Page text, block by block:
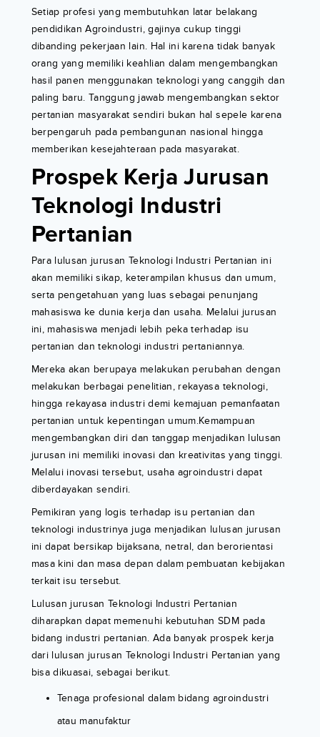
Setiap profesi yang membutuhkan latar belakang
pendidikan Agroindustri, gajinya cukup tinggi
dibanding pekerjaan lain. Hal ini karena tidak banyak
orang yang memiliki keahlian dalam mengembangkan
hasil panen menggunakan teknologi yang canggih dan
paling baru. Tanggung jawab mengembangkan sektor
pertanian masyarakat sendiri bukan hal sepele karena
berpengaruh pada pembangunan nasional hingga
memberikan kesejahteraan pada masyarakat.
Prospek Kerja Jurusan
Teknologi Industri
Pertanian
Para lulusan jurusan Teknologi Industri Pertanian ini
akan memiliki sikap, keterampilan khusus dan umum,
serta pengetahuan yang luas sebagai penunjang
mahasiswa ke dunia kerja dan usaha. Melalui jurusan
ini, mahasiswa menjadi lebih peka terhadap isu
pertanian dan teknologi industri pertaniannya.
Mereka akan berupaya melakukan perubahan dengan
melakukan berbagai penelitian, rekayasa teknologi,
hingga rekayasa industri demi kemajuan pemanfaatan
pertanian untuk kepentingan umum.Kemampuan
mengembangkan diri dan tanggap menjadikan lulusan
jurusan ini memiliki inovasi dan kreativitas yang tinggi.
Melalui inovasi tersebut, usaha agroindustri dapat
diberdayakan sendiri.
Pemikiran yang logis terhadap isu pertanian dan
teknologi industrinya juga menjadikan lulusan jurusan
ini dapat bersikap bijaksana, netral, dan berorientasi
masa kini dan masa depan dalam pembuatan kebijakan
terkait isu tersebut.
Lulusan jurusan Teknologi Industri Pertanian
diharapkan dapat memenuhi kebutuhan SDM pada
bidang industri pertanian. Ada banyak prospek kerja
dari lulusan jurusan Teknologi Industri Pertanian yang
bisa dikuasai, sebagai berikut.
Tenaga profesional dalam bidang agroindustri
atau manufaktur